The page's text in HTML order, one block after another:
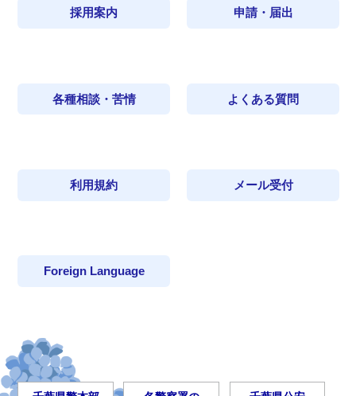
採用案内 申請・届出
各種相談・苦情 よくある質問
利用規約 メール受付
Foreign Language